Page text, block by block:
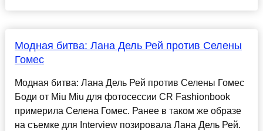
Модная битва: Лана Дель Рей против Селены
Гомес
Модная битва: Лана Дель Рей против Селены Гомес
Боди от Miu Miu для фотосессии CR Fashionbook
примерила Селена Гомес. Ранее в таком же образе
на съемке для Interview позировала Лана Дель Рей.